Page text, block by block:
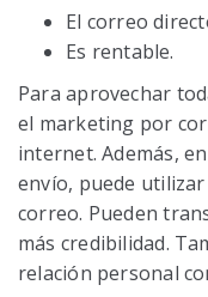
El correo
Es rentable.
Para aprovechar
el marketing por
internet. Además,
envío, puede
correo. Pueden
más credibilidad.
relación personal